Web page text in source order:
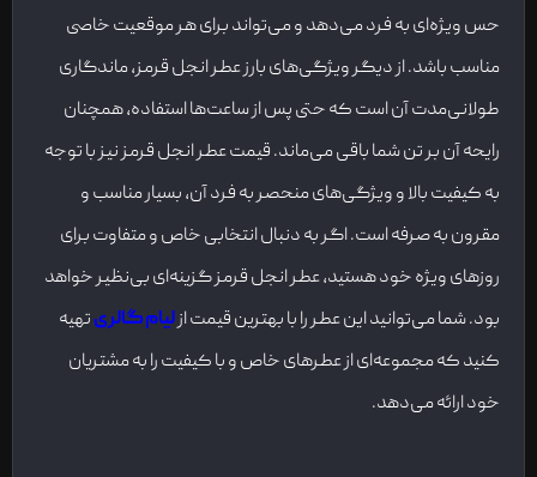
حس ویژه‌ای به فرد می‌دهد و می‌تواند برای هر موقعیت خاصی
مناسب باشد. از دیگر ویژگی‌های بارز عطر انجل قرمز، ماندگاری
طولانی‌مدت آن است که حتی پس از ساعت‌ها استفاده، همچنان
رایحه آن بر تن شما باقی می‌ماند. قیمت عطر انجل قرمز نیز با توجه
به کیفیت بالا و ویژگی‌های منحصر به فرد آن، بسیار مناسب و
مقرون به صرفه است. اگر به دنبال انتخابی خاص و متفاوت برای
روزهای ویژه خود هستید، عطر انجل قرمز گزینه‌ای بی‌نظیر خواهد
بود. شما می‌توانید این عطر را با بهترین قیمت ازلیام گالریتهیه
کنید که مجموعه‌ای از عطرهای خاص و با کیفیت را به مشتریان
خود ارائه می‌دهد.